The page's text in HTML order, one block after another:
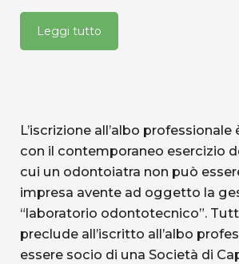
Leggi tutto
L’iscrizione all’albo
con il contemporaneo esercizio
cui un odontoiatra non può
impresa avente ad oggetto la
“laboratorio odontotecnico”.
preclude all’iscritto all’albo
essere socio di una Società di